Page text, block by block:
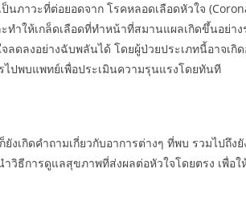
ภาวะที่ต่อยอดจาก โรคหลอดเลือดหัวใจ
ให้เกล็ดเลือดที่ทำหน้าที่สมานแผลเกิดขึ้นอย่า
ลดลงอย่างฉับพลันได้ โดยผู้ป่วยประเภทนี้อาจเ
ไปพบแพทย์เพื่อประเมินความรุนแรงโดยทันที
เกิดคำถามเกี่ยวกับอาการต่างๆ ที่พบ รวมไปถึง
ธีการดูแลสุขภาพที่ส่งผลต่อหัวใจโดยตรง เพื่อ